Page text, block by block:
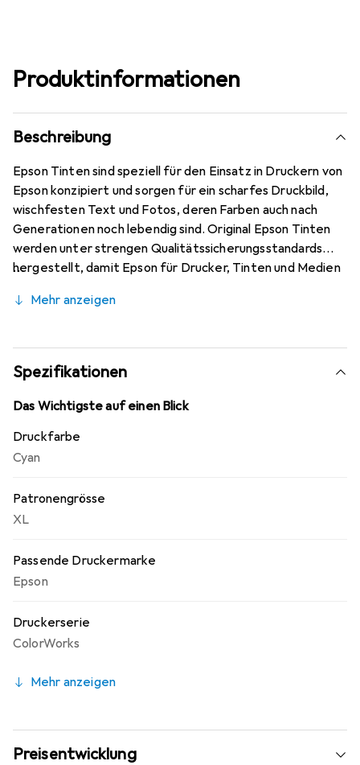
Produktinformationen
Beschreibung
Epson Tinten sind speziell für den Einsatz in Druckern von
Epson konzipiert und sorgen für ein scharfes Druckbild,
wischfesten Text und Fotos, deren Farben auch nach
Generationen noch lebendig sind. Original Epson Tinten
werden unter strengen Qualitätssicherungsstandards
hergestellt, damit Epson für Drucker, Tinten und Medien
Mehr anzeigen
Spezifikationen
Das Wichtigste auf einen Blick
Druckfarbe
Cyan
Patronengrösse
XL
Passende Druckermarke
Epson
Druckerserie
ColorWorks
Mehr anzeigen
Preisentwicklung